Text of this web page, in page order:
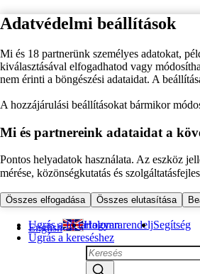
Adatvédelmi beállítások
Mi és 18 partnerünk személyes adatokat,
kiválasztásával elfogadhatod vagy
nem érinti a böngészési adataidat. A
A hozzájárulási beállításokat bármikor
Mi és partnereink adataidat a
Pontos helyadatok használata. Az eszköz
mérése, közönségkutatás és
Összes elfogadása Összes elutasítása
Ugrás a fő tartalomra
Ugrás a kereséshez
English Hogyan rendeljSegítség